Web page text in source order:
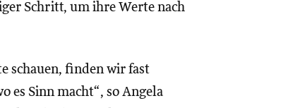
Schritt, um ihre Werte nach
schauen, finden wir fast
es Sinn macht“, so Angela